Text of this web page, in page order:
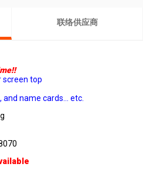
联络供应商
screen top
name cards... etc.